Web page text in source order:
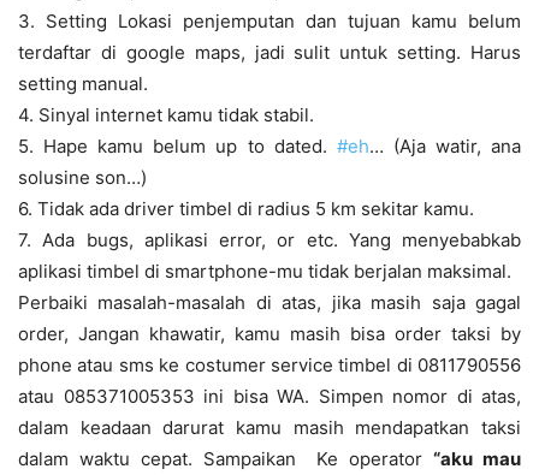
3. Setting Lokasi penjemputan dan tujuan kamu belum
terdaftar di google maps, jadi sulit untuk setting. Harus
setting manual.
4. Sinyal internet kamu tidak stabil.
5. Hape kamu belum up to dated. #eh… (Aja watir, ana
solusine son…)
6. Tidak ada driver timbel di radius 5 km sekitar kamu.
7. Ada bugs, aplikasi error, or etc. Yang menyebabkab
aplikasi timbel di smartphone-mu tidak berjalan maksimal.
Perbaiki masalah-masalah di atas, jika masih saja gagal
order, Jangan khawatir, kamu masih bisa order taksi by
phone atau sms ke costumer service timbel di 0811790556
atau 085371005353 ini bisa WA. Simpen nomor di atas,
dalam keadaan darurat kamu masih mendapatkan taksi
dalam waktu cepat. Sampaikan Ke operator“aku mau